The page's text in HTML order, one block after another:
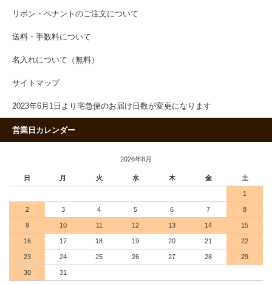
リボン・ペナントのご注文について
送料・手数料について
名入れについて（無料）
サイトマップ
2023年6月1日より宅急便のお届け日数が変更になります
営業日カレンダー
2026年8月
日 月 火 水 木 金 土
1
2 3 4 5 6 7 8
9 10 11 12 13 14 15
16 17 18 19 20 21 22
23 24 25 26 27 28 29
30 31